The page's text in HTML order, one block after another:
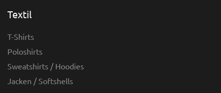
Textil
T-Shirts
Poloshirts
Sweatshirts / Hoodies
Jacken / Softshells